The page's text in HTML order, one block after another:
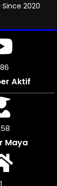
2020
Aktif
Maya
1